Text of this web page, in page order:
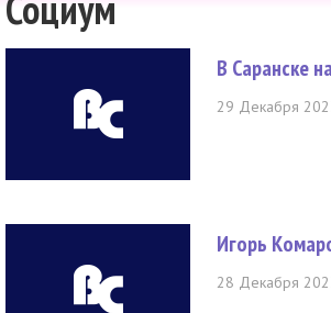
В Саранске
29 Декабря
Игорь
28 Декабря